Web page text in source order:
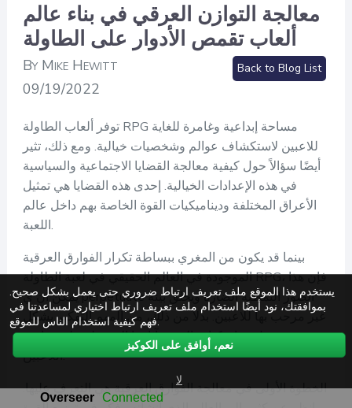
معالجة التوازن العرقي في بناء عالم
ألعاب تقمص الأدوار على الطاولة
By Mike Hewitt
09/19/2022
Back to Blog List
توفر ألعاب الطاولة RPG مساحة إبداعية وغامرة للغاية
للاعبين لاستكشاف عوالم وشخصيات خيالية. ومع ذلك، تثير
أيضًا سؤالاً حول كيفية معالجة القضايا الاجتماعية والسياسية
في هذه الإعدادات الخيالية. إحدى هذه القضايا هي تمثيل
الأعراق المختلفة وديناميكيات القوة الخاصة بهم داخل عالم
اللعبة.
بينما قد يكون من المغري ببساطة تكرار الفوارق العرقية
الموجودة في العالم الحقيقي في لعبة الطاولة RPG، فإن هذا
يمكن أن ي perpetuate الصور النمطية الضارة ويخلق بيئة
غير مرحب بها للاعبين. بدلاً من ذلك، من المهم التفكير بشكل
نقدي حول ديناميكيات القوة وآثارها المحتملة على تجارب
اللاعبين.
الخطوة الأولى في معالجة الفوارق العرقية هي التعرف عليها.
يستخدم هذا الموقع ملف تعريف ارتباط ضروري حتى يعمل بشكل صحيح.
بموافقتك، نود أيضًا استخدام ملف تعريف ارتباط اختياري لمساعدتنا في
فهم كيفية استخدام الناس للموقع.
نعم، أوافق على الكوكيز
لا